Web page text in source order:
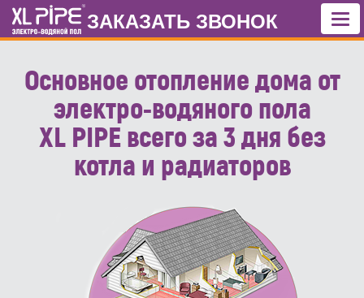
Основное отопление дома от
электро-водяного пола
XL PIPE всего за 3 дня без
котла и радиаторов
ЗАКАЗАТЬ ЗВОНОК